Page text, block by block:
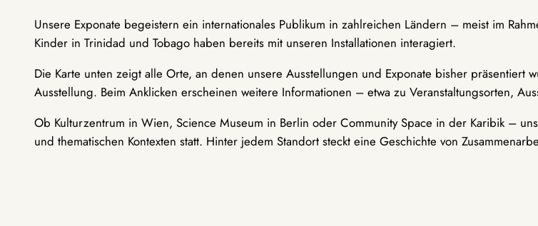
Unsere Exponate begeistern ein internationales Publikum in zahlreichen Ländern – meist im
Kinder in Trinidad und Tobago haben bereits mit unseren Installationen interagiert.
Die Karte unten zeigt alle Orte, an denen unsere Ausstellungen und Exponate bisher präsentiert
Ausstellung. Beim Anklicken erscheinen weitere Informationen – etwa zu Veranstaltungsorten,
Ob Kulturzentrum in Wien, Science Museum in Berlin oder Community Space in der Karibik –
und thematischen Kontexten statt. Hinter jedem Standort steckt eine Geschichte von